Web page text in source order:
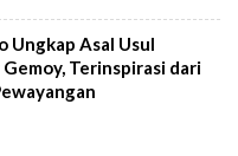
Ungkap Asal Usul
Terinspirasi dari